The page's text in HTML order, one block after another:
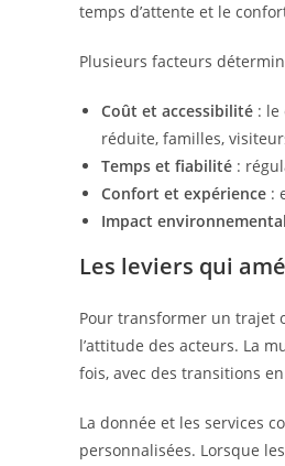
temps d’attente et le
Plusieurs facteurs
Coût et accessibilité : le
réduite, familles,
Temps et fiabilité :
Confort et expérience :
Impact environnemental
Les leviers qui
Pour transformer un trajet
l’attitude des acteurs. La
fois, avec des transitions
La donnée et les services
personnalisées. Lorsque